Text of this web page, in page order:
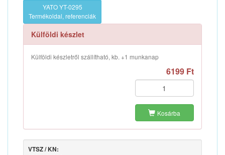
YATO YT-0295
Termékoldal, referenciák
Külföldi készlet
Külföldi készletről szállítható, kb. +1 munkanap
6199 Ft
Kosárba
VTSZ / KN: